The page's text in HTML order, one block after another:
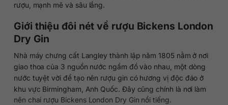
rượu, mạnh mẽ và sâu lắng.
Giới thiệu đôi nét về rượu Bickens London
Dry Gin
Nhà máy chưng cất Langley thành lập năm 1805 nằm ở nơi
giao thoa của 3 nguồn nước ngầm đổ vào nhau, một dòng
nước tuyệt vời để tạo nên rượu gin có hương vị độc đáo ở
khu vực Birmingham, Anh Quốc. Đây cũng chính là nơi làm
nên chai rượu Bickens London Dry Gin nổi tiếng.